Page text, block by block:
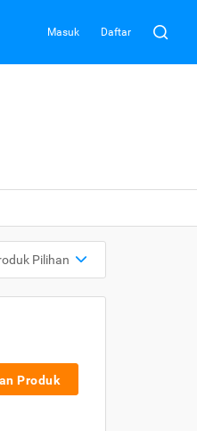
Masuk Daftar
Pilihan
Produk